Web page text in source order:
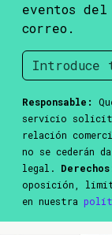
eventos
correo.
Responsable:
servicio
relación
no se cederán
legal.
oposición,
en nuestra